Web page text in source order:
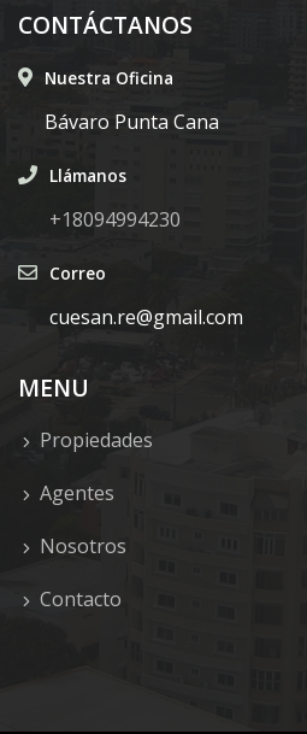
CONTÁCTANOS
Nuestra Oficina
Bávaro Punta Cana
Llámanos
+18094994230
Correo
cuesan.re@gmail.com
MENU
Propiedades
Agentes
Nosotros
Contacto